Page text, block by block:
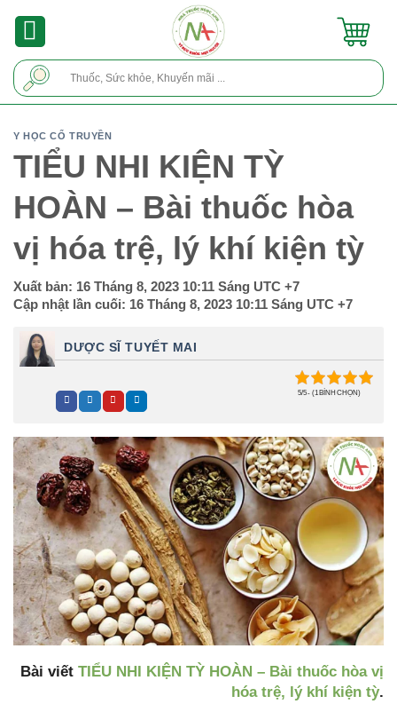
Y HỌC CỔ TRUYỀN
TIỂU NHI KIỆN TỲ
HOÀN – Bài thuốc hòa
vị hóa trệ, lý khí kiện tỳ
Xuất bản: 16 Tháng 8, 2023 10:11 Sáng UTC +7
Cập nhật lần cuối: 16 Tháng 8, 2023 10:11 Sáng UTC +7
DƯỢC SĨ TUYẾT MAI
5/5 - (1 BÌNH CHỌN)
Bài viết TIỂU NHI KIỆN TỲ HOÀN – Bài thuốc hòa vị
hóa trệ, lý khí kiện tỳ.